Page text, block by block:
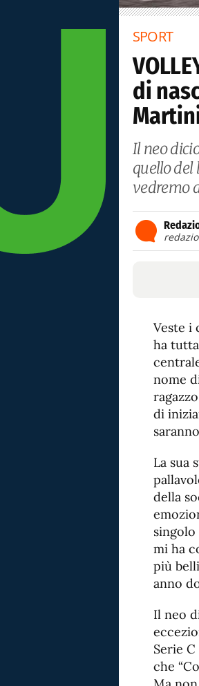
SPORT
di
Il neo
quello del
vedremo
Veste i
ha
nome
di
La sua
della
singolo
mi ha
più
anno
Il neo
Serie
che